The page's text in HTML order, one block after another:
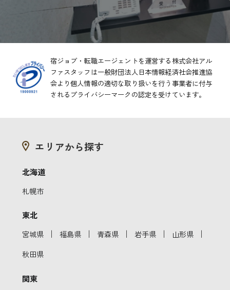
宿ジョブ・転職エージェントを運営する株式会社アル
ファスタッフは一般財団法人日本情報経済社会推進協
会より個人情報の適切な取り扱いを行う事業者に付与
されるプライバシーマークの認定を受けています。
エリアから探す
北海道
札幌市
東北
宮城県 ｜ 福島県 ｜ 青森県 ｜ 岩手県 ｜ 山形県 ｜
秋田県
関東